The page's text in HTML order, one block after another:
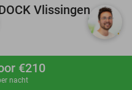
€210
nacht
27%
Vlissingen
8.8star